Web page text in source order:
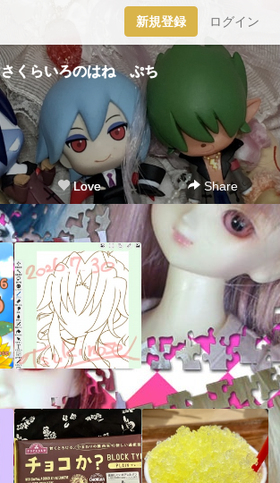
新規登録 ログイン
さくらいろのはね ぷち
Love Share